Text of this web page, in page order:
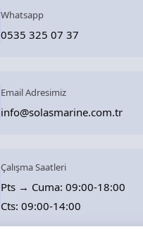
Whatsapp
0535 325 07 37
Email Adresimiz
info@solasmarine.com.tr
Çalışma Saatleri
Pts → Cuma: 09:00-18:00
Cts: 09:00-14:00